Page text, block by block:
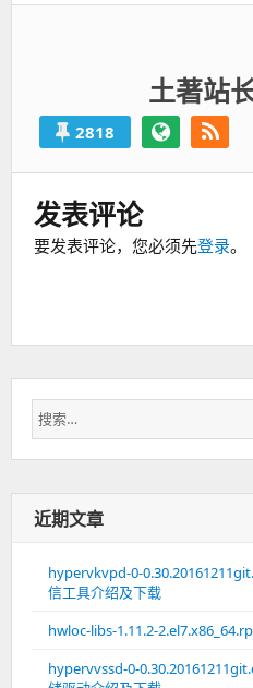
土著站
2818
发表评论
要发表评论，您必须先登录。
搜
索：
近期文章
hypervkvpd-0-
信工具介绍及下载
hwloc-libs-1.11.2-
hypervvssd-0-